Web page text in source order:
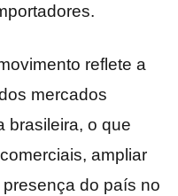
reflete a
mercados
brasileira, o que
ampliar
do país no